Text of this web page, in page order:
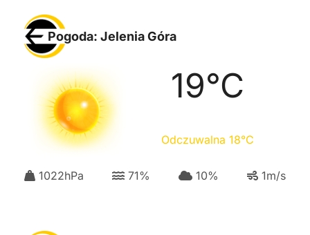
Pogoda: Jelenia Góra
19°C
Odczuwalna 18°C
1022hPa 71% 10% 1m/s